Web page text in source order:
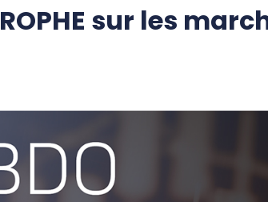
sur les